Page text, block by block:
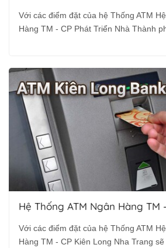
Với các điểm đặt của hệ Thống ATM
Hàng TM - CP Phát Triển Nhà Thành
Hệ Thống ATM Ngân Hàng TM
Với các điểm đặt của hệ Thống ATM
Hàng TM - CP Kiên Long Nha Trang sẽ